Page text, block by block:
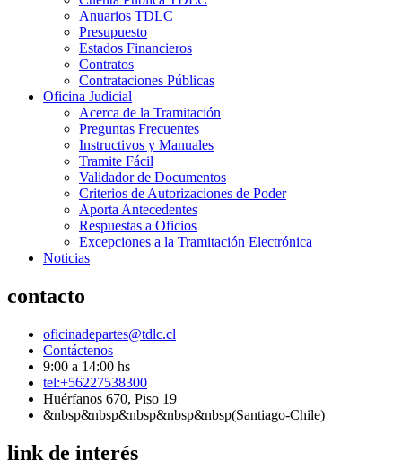
Anuarios TDLC
Presupuesto
Estados Financieros
Contratos
Contrataciones Públicas
Oficina Judicial
Acerca de la Tramitación
Preguntas Frecuentes
Instructivos y Manuales
Tramite Fácil
Validador de Documentos
Criterios de Autorizaciones de Poder
Aporta Antecedentes
Respuestas a Oficios
Excepciones a la Tramitación Electrónica
Noticias
contacto
oficinadepartes@tdlc.cl
Contáctenos
9:00 a 14:00 hs
tel:+56227538300
Huérfanos 670, Piso 19
&nbsp&nbsp&nbsp&nbsp&nbsp(Santiago-Chile)
link de interés